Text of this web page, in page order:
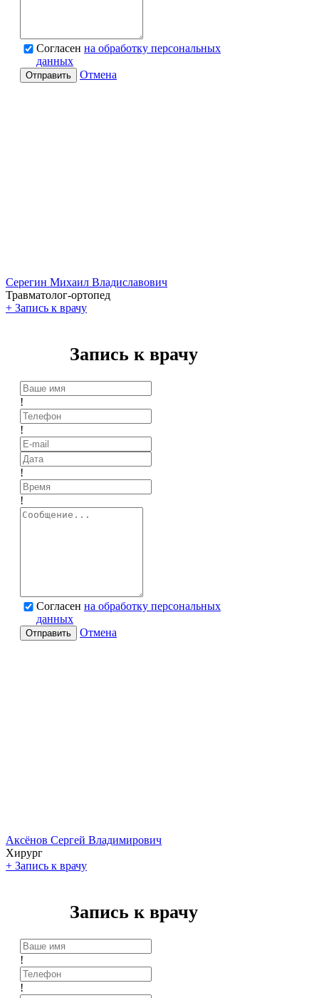
Согласен на обработку персональных
данных
Отправить Отмена
Серегин Михаил Владиславович
Травматолог-ортопед
+ Запись к врачу
Запись к врачу
!
!
!
!
Согласен на обработку персональных
данных
Отправить Отмена
Аксёнов Сергей Владимирович
Хирург
+ Запись к врачу
Запись к врачу
!
!